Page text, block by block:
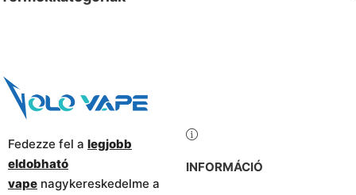
Fedezze fel a legjobb
eldobható
vape nagykereskedelme a
INFORMÁCIÓ